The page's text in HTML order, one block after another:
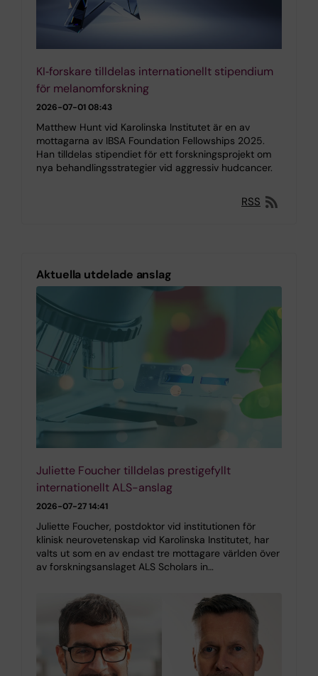
KI‑forskare tilldelas internationellt stipendium
för melanomforskning
2026-07-01 08:43
Matthew Hunt vid Karolinska Institutet är en av
mottagarna av IBSA Foundation Fellowships 2025.
Han tilldelas stipendiet för ett forskningsprojekt om
nya behandlingsstrategier vid aggressiv hudcancer.
RSS
Aktuella utdelade anslag
Juliette Foucher tilldelas prestigefyllt
internationellt ALS-anslag
2026-07-27 14:41
Juliette Foucher, postdoktor vid institutionen för
klinisk neurovetenskap vid Karolinska Institutet, har
valts ut som en av endast tre mottagare världen över
av forskningsanslaget ALS Scholars in…